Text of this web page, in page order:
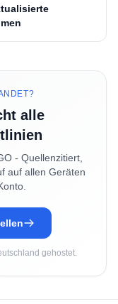
alle
- Quellenzitiert,
auf allen Geräten
gehostet.